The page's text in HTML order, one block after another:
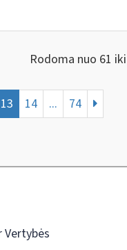
Rodoma nuo 61
13 14 ... 74
Vertybės